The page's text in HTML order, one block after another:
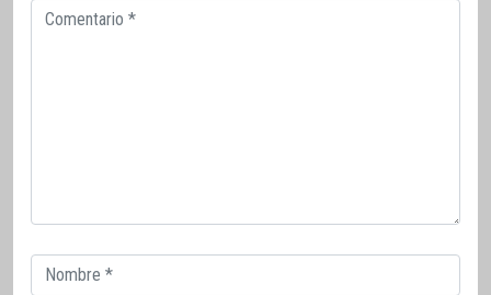
Comentario
Correo